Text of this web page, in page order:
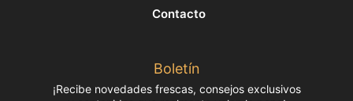
Contacto
Boletín
¡Recibe novedades frescas, consejos exclusivos